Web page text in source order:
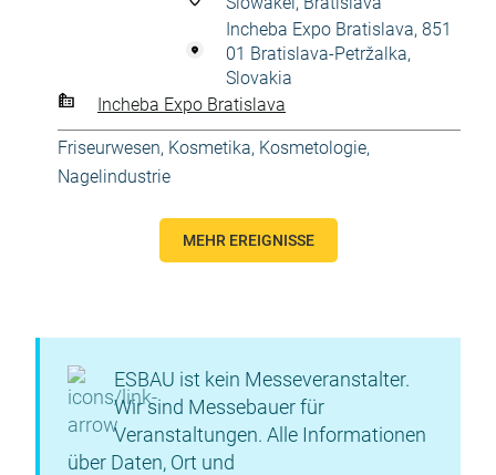
Incheba Expo Bratislava, 851
01 Bratislava-Petržalka,
Slovakia
Incheba Expo Bratislava
Friseurwesen, Kosmetika, Kosmetologie,
Nagelindustrie
MEHR EREIGNISSE
ESBAU ist kein Messeveranstalter.
Wir sind Messebauer für
Veranstaltungen. Alle Informationen
über Daten, Ort und